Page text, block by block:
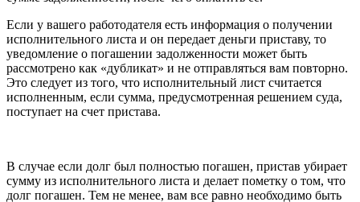
Если у вашего работодателя есть информация о получении
исполнительного листа и он передает деньги приставу, то
уведомление о погашении задолженности может быть
рассмотрено как «дубликат» и не отправляться вам повторно.
Это следует из того, что исполнительный лист считается
исполненным, если сумма, предусмотренная решением суда,
поступает на счет пристава.
В случае если долг был полностью погашен, пристав убирает
сумму из исполнительного листа и делает пометку о том, что
долг погашен. Тем не менее, вам все равно необходимо быть